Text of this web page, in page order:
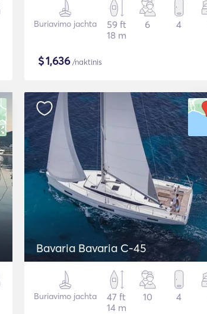
Buriavimo jachta
59 ft
18 m
6 4
$1,636/naktinis
Bavaria Bavaria C-45
Buriavimo jachta
47 ft
14 m
10 4